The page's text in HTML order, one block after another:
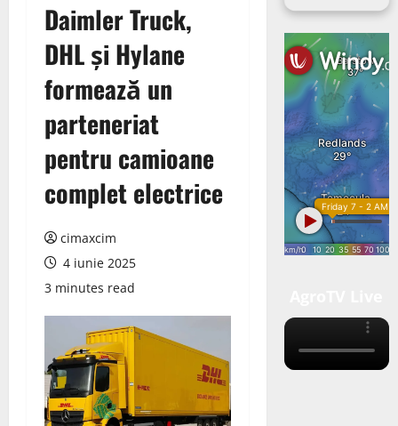
Daimler Truck,
DHL și Hylane
formează un
parteneriat
pentru camioane
complet electrice
cimaxcim
4 iunie 2025
3 minutes read